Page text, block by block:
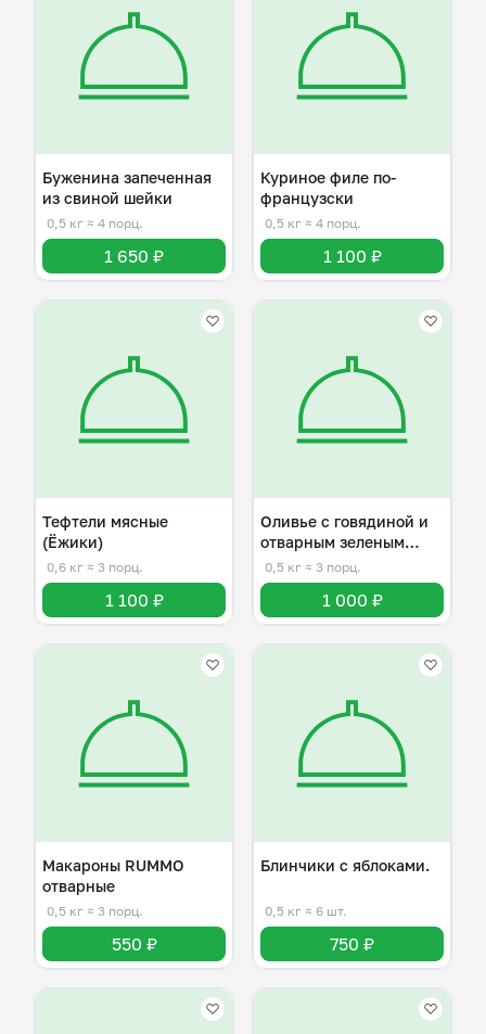
Буженина запеченная
из свиной шейки
0,5 кг ≈ 4 порц.
1 650 ₽
Куриное филе по-
французски
0,5 кг ≈ 4 порц.
1 100 ₽
Тефтели мясные
(Ёжики)
0,6 кг ≈ 3 порц.
1 100 ₽
Оливье с говядиной и
отварным зеленым
горошком
0,5 кг ≈ 3 порц.
1 000 ₽
Макароны RUMMO
отварные
0,5 кг ≈ 3 порц.
550 ₽
Блинчики с яблоками.
0,5 кг ≈ 6 шт.
750 ₽